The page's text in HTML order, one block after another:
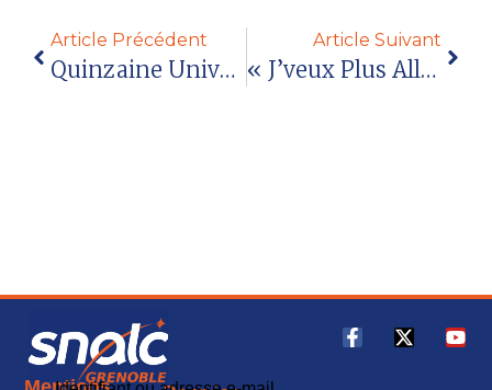
Article Précédent
Quinzaine Universitaire N°1475 Mars 2023
Article Suivant
« J’veux Plus Aller À L’école ! » (2) : Les Dispositifs D’accompagnement